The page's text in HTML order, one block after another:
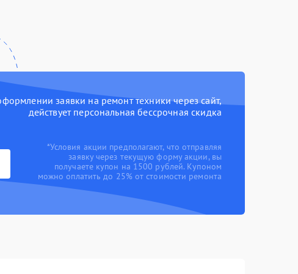
заявки на ремонт техники через сайт,
действует персональная бессрочная скидка
*Условия акции предполагают, что отправляя
заявку через текущую форму акции, вы
получаете купон на 1500 рублей. Купоном
можно оплатить до 25% от стоимости ремонта